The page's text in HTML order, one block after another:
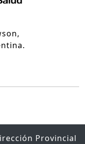
Provincial